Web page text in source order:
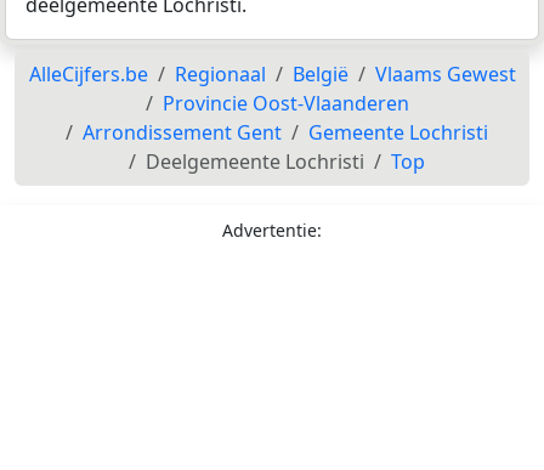
deelgemeente Lochristi.
AlleCijfers.be Regionaal België
Vlaams Gewest
Provincie Oost-Vlaanderen
Arrondissement Gent
Gemeente Lochristi
Deelgemeente Lochristi
Top
Advertentie: